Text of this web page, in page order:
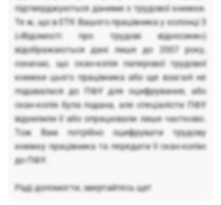
підтверджуються даними з трудової книжки.
Те ж, що в ЕТК Вашого працівника у колонці 3
(«Відомості про трудові відносини»)
відображаються дані лише до 2007 року,
означає, що скан-копія паперової трудової
книжки цього працівника або ще взагалі не
подавалася до ПФУ для оцифрування, або
скан-копія була подана, але спеціалісти ПФУ
відхилили її або опрацювали лише частково.
Тож Вам потрібно оцифрувати трудову
книжку працівника та передати її скан-копію
до ПФУ.
Раді допомогти, звертайтесь ще!